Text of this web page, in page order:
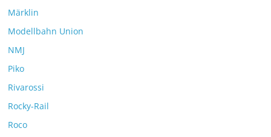
Märklin
Modellbahn Union
NMJ
Piko
Rivarossi
Rocky-Rail
Roco